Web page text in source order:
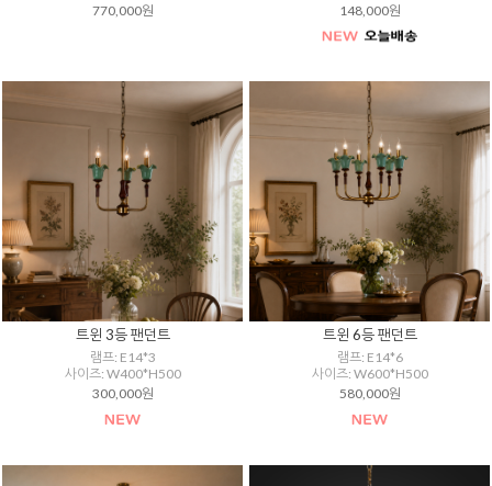
770,000원
148,000원
트윈 3등 팬던트
램프: E14*3
사이즈: W400*H500
300,000원
트윈 6등 팬던트
램프: E14*6
사이즈: W600*H500
580,000원